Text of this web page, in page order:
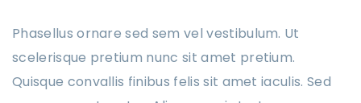
Phasellus ornare sed sem vel vestibulum. Ut
scelerisque pretium nunc sit amet pretium.
Quisque convallis finibus felis sit amet iaculis. Sed